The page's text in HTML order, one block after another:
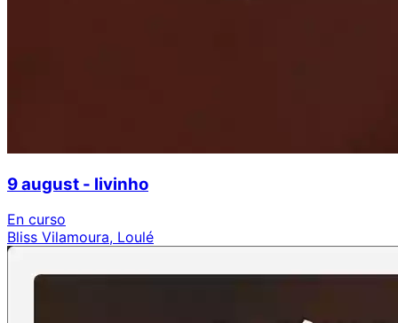
9 august - livinho
En curso
Bliss Vilamoura, Loulé